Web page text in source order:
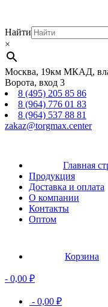
Найти
×
Москва, 19км МКАД,
Ворота, вход 3
8 (495) 205 85 86
8 (964) 776 01 83
8 (964) 537 88 81
zakaz@torgmax.center
Главная
Продукция
Доставка и оплата
О компании
Контакты
Оптом
Корзина
- 0,00 ₽
- 0,00 ₽